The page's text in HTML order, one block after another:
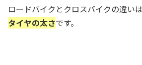
ロードバイクとクロスバイクの違いは
タイヤの太さです。